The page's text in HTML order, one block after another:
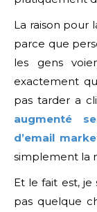
La raison pour
parce que
les gens
exactement
pas tarder a
augmenté
d’email
simplement la
Et le fait est, je
pas quelque